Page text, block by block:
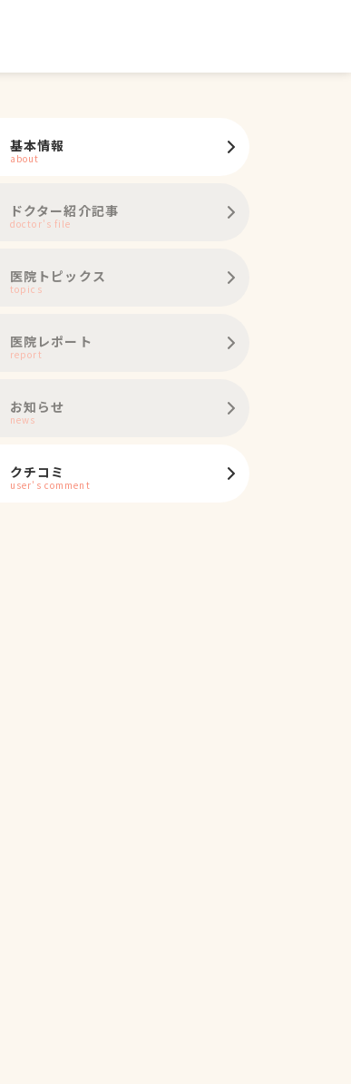
基本情報
about
ドクター紹介記事
doctor's file
医院トピックス
topics
医院レポート
report
お知らせ
news
クチコミ
user's comment